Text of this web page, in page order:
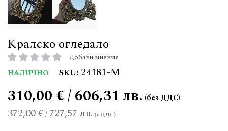
Кралско огледало
рейтинг: Добави мнение
НАЛИЧНО SKU 24181-М
372,00 €/ 727,57 лв.
310,00 € / 606,31 лв.